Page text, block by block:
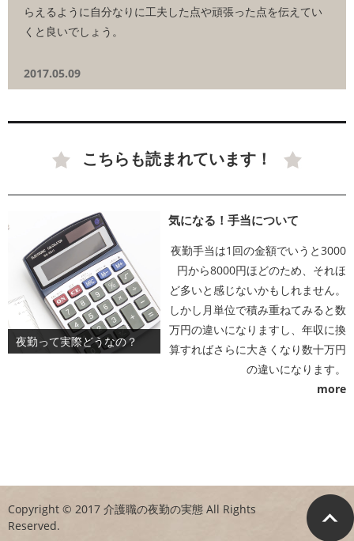
らえるように自分なりに工夫した点や頑張った点を伝えてい
くと良いでしょう。
2017.05.09
こちらも読まれています！
夜勤って実際どうなの？
気になる！手当について
夜勤手当は1回の金額でいうと3000
円から8000円ほどのため、それほ
ど多いと感じないかもしれません。
しかし月単位で積み重ねてみると数
万円の違いになりますし、年収に換
算すればさらに大きくなり数十万円
の違いになります。
more
Copyright © 2017 介護職の夜勤の実態 All Rights
Reserved.